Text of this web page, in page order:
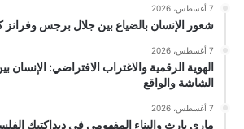
7 أغسطس، 2026
شعور الإنسان بالضياع بين جلال برجس وفرانز
7 أغسطس، 2026
الهوية الرقمية والاغتراب الافتراضي: الإنسان
الشاشة والواقع
7 أغسطس، 2026
ماري بارث والبناء المفهومي في ديداكتيك